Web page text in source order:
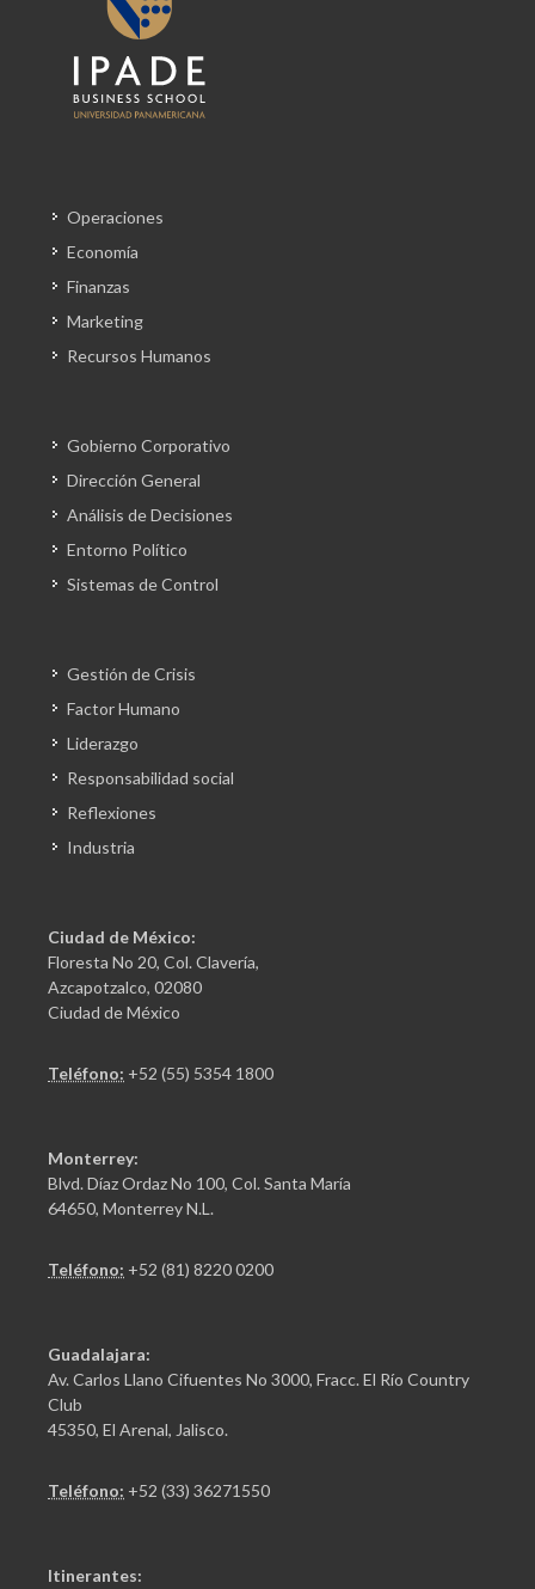
Operaciones
Economía
Finanzas
Marketing
Recursos Humanos
Gobierno Corporativo
Dirección General
Análisis de Decisiones
Entorno Político
Sistemas de Control
Gestión de Crisis
Factor Humano
Liderazgo
Responsabilidad social
Reflexiones
Industria
Ciudad de México:
Floresta No 20, Col. Clavería,
Azcapotzalco, 02080
Ciudad de México
Teléfono: +52 (55) 5354 1800
Monterrey:
Blvd. Díaz Ordaz No 100, Col. Santa María
64650, Monterrey N.L.
Teléfono: +52 (81) 8220 0200
Guadalajara:
Av. Carlos Llano Cifuentes No 3000, Fracc. El Río Country
Club
45350, El Arenal, Jalisco.
Teléfono: +52 (33) 36271550
Itinerantes: